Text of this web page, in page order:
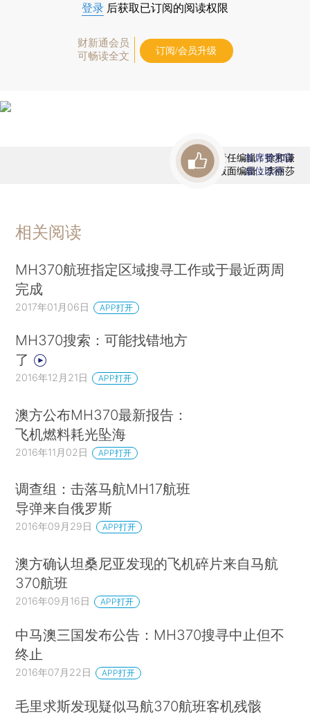
登录 后获取已订阅的阅读权限
财新通会员
可畅读全文
订阅/会员升级
责任编辑：徐和谦
版面编辑：李丽莎
首席赞赏官
虚位以待
相关阅读
MH370航班指定区域搜寻工作或于最近两周
完成
2017年01月06日 APP打开
MH370搜索：可能找错地方
了
2016年12月21日 APP打开
澳方公布MH370最新报告：
飞机燃料耗光坠海
2016年11月02日 APP打开
调查组：击落马航MH17航班
导弹来自俄罗斯
2016年09月29日 APP打开
澳方确认坦桑尼亚发现的飞机碎片来自马航
370航班
2016年09月16日 APP打开
中马澳三国发布公告：MH370搜寻中止但不
终止
2016年07月22日 APP打开
毛里求斯发现疑似马航370航班客机残骸